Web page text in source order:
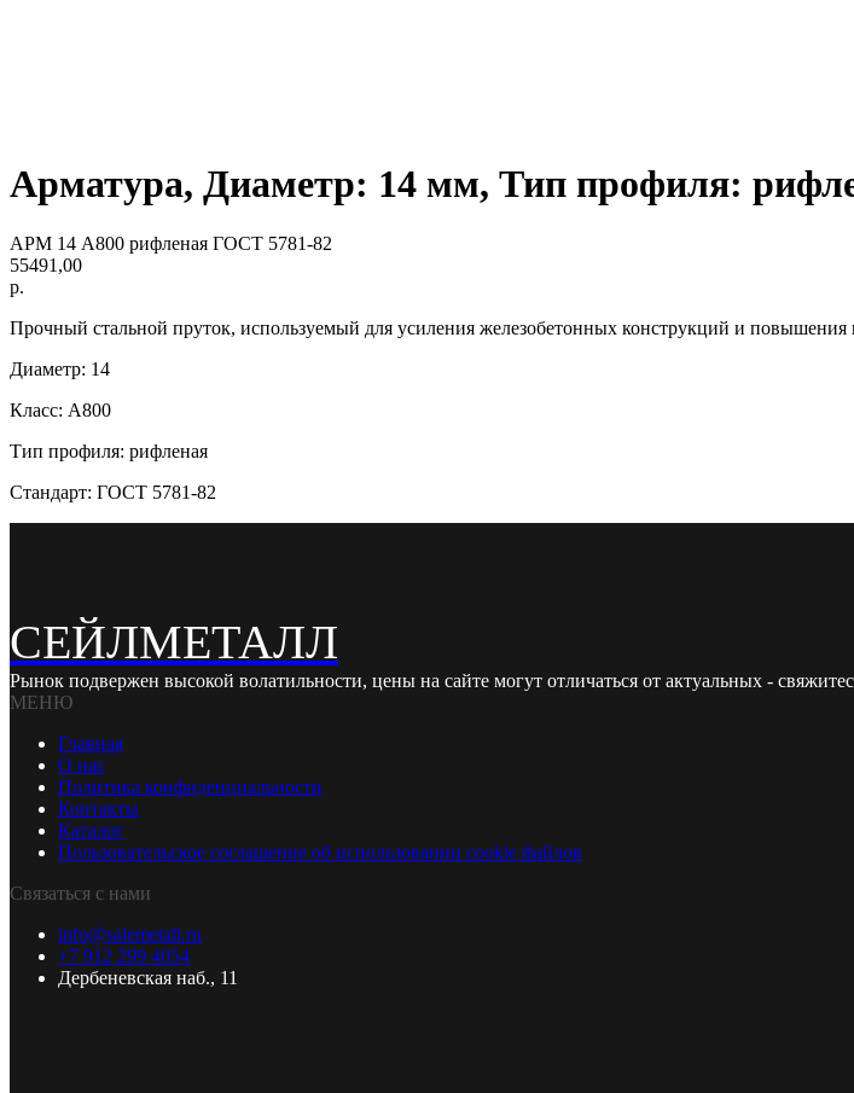
Арматура, Диаметр: 14 мм, Тип профиля:
АРМ 14 А800 рифленая ГОСТ 5781-82
55491,00
р.
Прочный стальной пруток, используемый для усиления железобетонных конструкций и повышения
Диаметр: 14
Класс: А800
Тип профиля: рифленая
Стандарт: ГОСТ 5781-82
СЕЙЛМЕТАЛЛ
Рынок подвержен высокой волатильности, цены на сайте могут отличаться от актуальных -
МЕНЮ
Главная
О нас
Политика конфиденциальности
Контакты
Каталог
Пользовательское соглашение об использовании cookie файлов
Связаться с нами
info@salemetall.ru
+7 912 299 4054
Дербеневская наб., 11